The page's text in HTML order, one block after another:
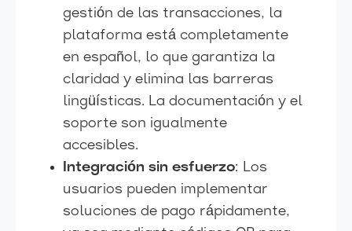
gestión de las transacciones, la
plataforma está completamente
en español, lo que garantiza la
claridad y elimina las barreras
lingüísticas. La documentación y el
soporte son igualmente
accesibles.
Integración sin esfuerzo: Los
usuarios pueden implementar
soluciones de pago rápidamente,